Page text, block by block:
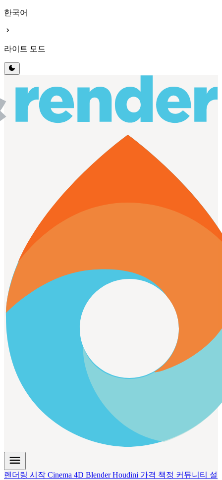
한국어
chevron_right
라이트 모드
dark_mode
menu
렌더링 시작 Cinema 4D BlenderHoudini 가격 책정 커뮤니티 설